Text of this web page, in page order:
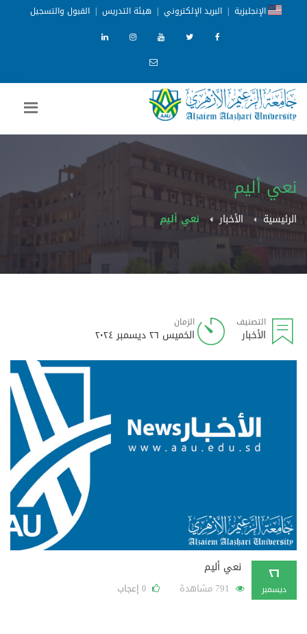
الإنجليزية | البريد الإلكتروني | هيئة التدريس | القبول والتسجيل
نعي أليم
الرئيسية الأخبار نعي أليم
التصنيف
الأخبار
الزمان
الخميس ٢٦ ديسمبر ٢٠٢٤
٢٦
ديسمبر
نعي أليم
0 إعجاب